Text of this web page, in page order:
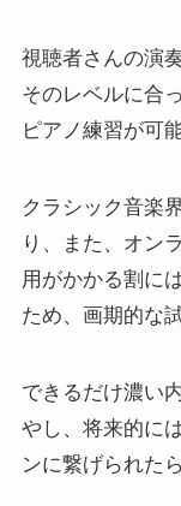
視聴者さんの演
そのレベルに合
ピアノ練習が可
クラシック音楽
り、また、オン
用がかかる割に
ため、画期的な
できるだけ濃い
やし、将来的に
ンに繋げられた